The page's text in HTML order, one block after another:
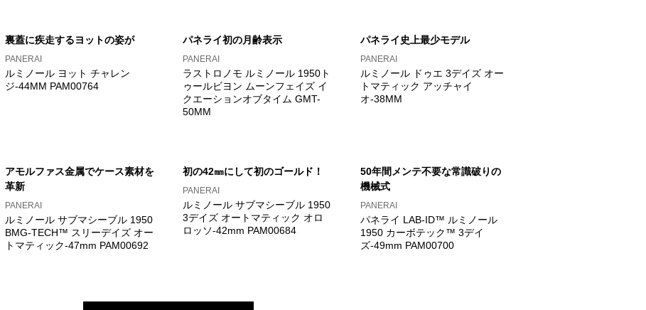
裏蓋に疾走するヨットの姿が
PANERAI
ルミノール ヨット チャレン
ジ-44MM PAM00764
パネライ初の月齢表示
PANERAI
ラストロノモ ルミノール 1950ト
ゥールビヨン ムーンフェイズ イ
クエーションオブタイム GMT-
50MM
パネライ史上最少モデル
PANERAI
ルミノール ドゥエ 3デイズ オー
トマティック アッチャイ
オ-38MM
アモルファス金属でケース素材を
革新
PANERAI
ルミノール サブマシーブル 1950
BMG-TECH™ スリーデイズ オー
トマティック-47mm PAM00692
初の42㎜にして初のゴールド！
PANERAI
ルミノール サブマシーブル 1950
3デイズ オートマティック オロ
ロッソ-42mm PAM00684
50年間メンテ不要な常識破りの
機械式
PANERAI
パネライ LAB-ID™ ルミノール
1950 カーボテック™ 3デイ
ズ-49mm PAM00700